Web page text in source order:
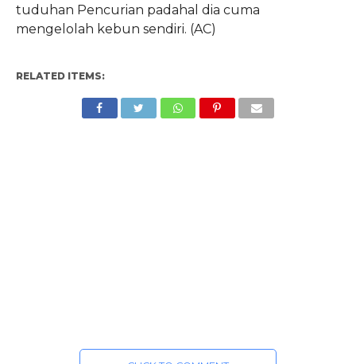
tuduhan Pencurian padahal dia cuma
mengelolah kebun sendiri. (AC)
RELATED ITEMS: